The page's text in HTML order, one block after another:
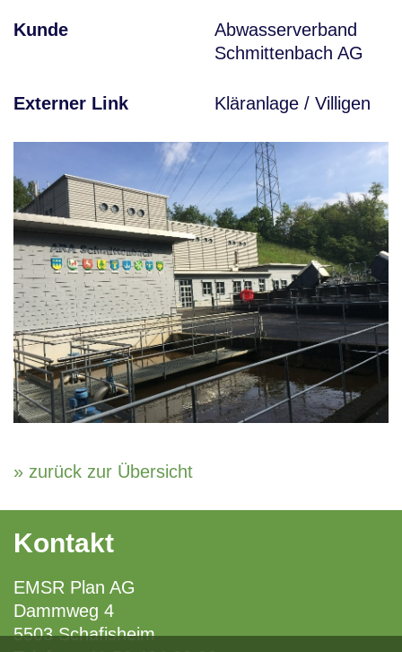
Kunde
Abwasserverband
Schmittenbach AG
Externer Link Kläranlage / Villigen
» zurück zur Übersicht
Kontakt
EMSR Plan AG
Dammweg 4
5503 Schafisheim